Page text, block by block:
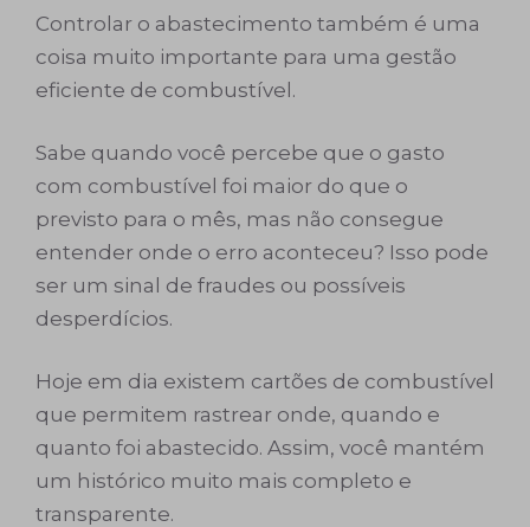
Controlar o abastecimento também é uma
coisa muito importante para uma gestão
eficiente de combustível.
Sabe quando você percebe que o gasto
com combustível foi maior do que o
previsto para o mês, mas não consegue
entender onde o erro aconteceu? Isso pode
ser um sinal de fraudes ou possíveis
desperdícios.
Hoje em dia existem cartões de combustível
que permitem rastrear onde, quando e
quanto foi abastecido. Assim, você mantém
um histórico muito mais completo e
transparente.